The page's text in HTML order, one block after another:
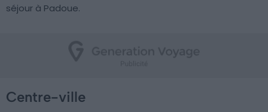
séjour à Padoue.
Centre-ville